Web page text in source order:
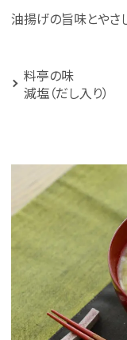
油揚げの旨味とやさ
料亭の味
減塩（だし入り）